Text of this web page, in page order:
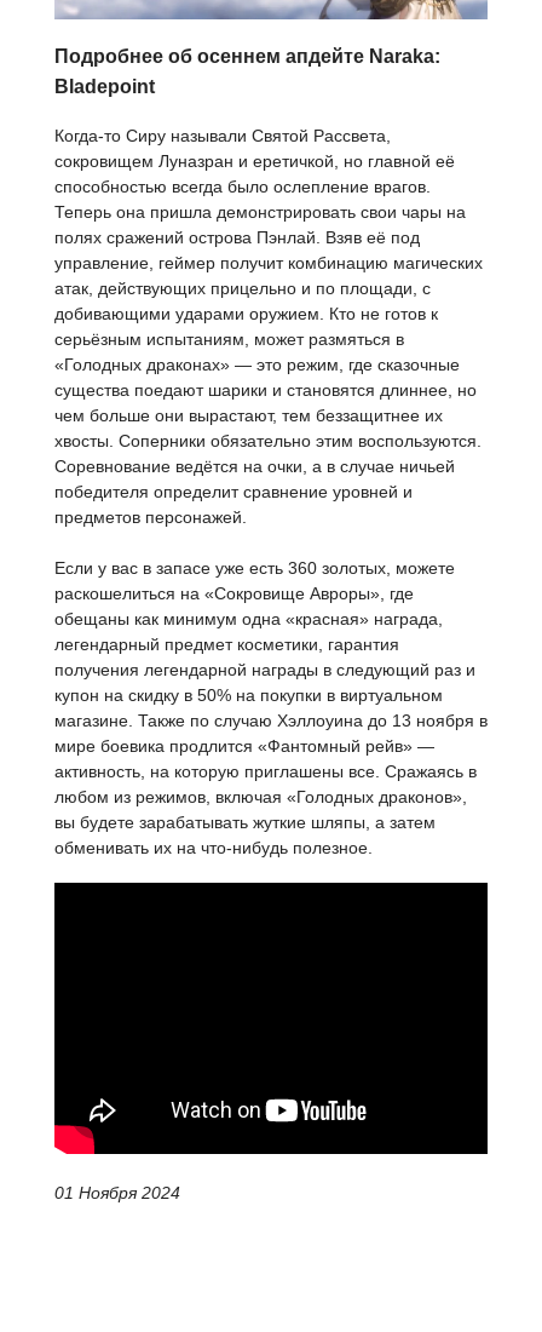
Подробнее об осеннем апдейте Naraka:
Bladepoint
Когда-то Сиру называли Святой Рассвета,
сокровищем Луназран и еретичкой, но главной её
способностью всегда было ослепление врагов.
Теперь она пришла демонстрировать свои чары на
полях сражений острова Пэнлай. Взяв её под
управление, геймер получит комбинацию магических
атак, действующих прицельно и по площади, с
добивающими ударами оружием. Кто не готов к
серьёзным испытаниям, может размяться в
«Голодных драконах» — это режим, где сказочные
существа поедают шарики и становятся длиннее, но
чем больше они вырастают, тем беззащитнее их
хвосты. Соперники обязательно этим воспользуются.
Соревнование ведётся на очки, а в случае ничьей
победителя определит сравнение уровней и
предметов персонажей.
Если у вас в запасе уже есть 360 золотых, можете
раскошелиться на «Сокровище Авроры», где
обещаны как минимум одна «красная» награда,
легендарный предмет косметики, гарантия
получения легендарной награды в следующий раз и
купон на скидку в 50% на покупки в виртуальном
магазине. Также по случаю Хэллоуина до 13 ноября в
мире боевика продлится «Фантомный рейв» —
активность, на которую приглашены все. Сражаясь в
любом из режимов, включая «Голодных драконов»,
вы будете зарабатывать жуткие шляпы, а затем
обменивать их на что-нибудь полезное.
01 Ноября 2024